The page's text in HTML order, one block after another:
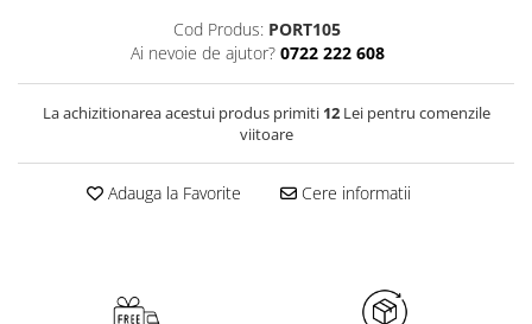
Cod Produs: PORT105
Ai nevoie de ajutor? 0722 222 608
La achizitionarea acestui produs primiti 12Lei pentru comenzile
viitoare
Adauga la Favorite Cere informatii